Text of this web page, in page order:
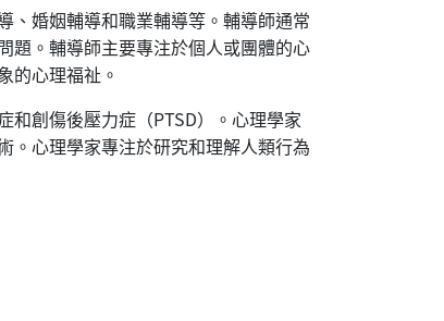
、婚姻輔導和職業輔導等。輔導師通常
題。輔導師主要專注於個人或團體的心
的心理福祉。
創傷後壓力症（PTSD）。心理學家
。心理學家專注於研究和理解人類行為